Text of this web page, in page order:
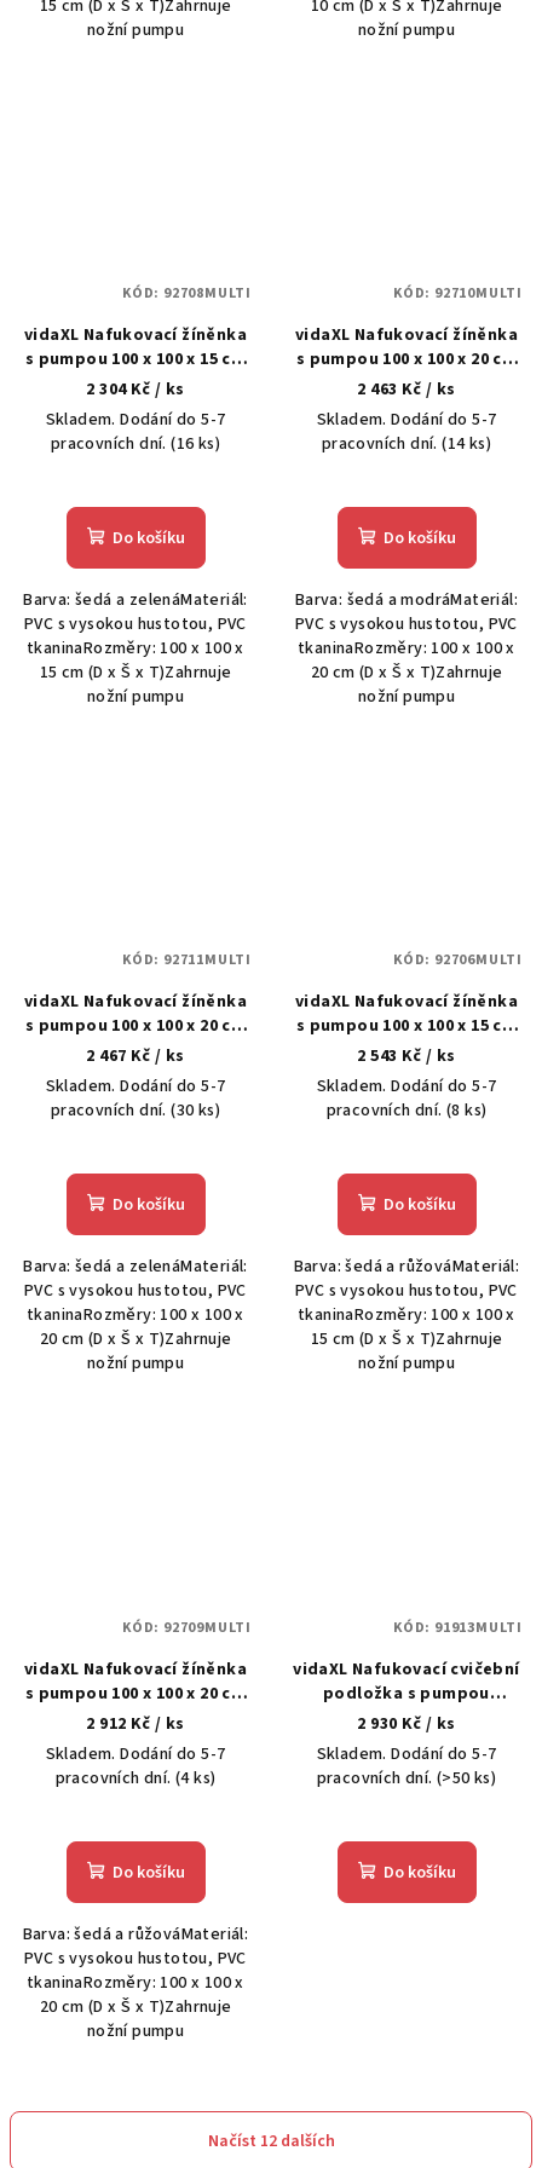
15 cm (D x Š x T)Zahrnuje
nožní pumpu
10 cm (D x Š x T)Zahrnuje
nožní pumpu
vidaXL Nafukovací žíněnka
s pumpou 100 x 100 x 15 cm
PVC zelená
2 304 Kč / ks
Skladem. Dodání do 5-7
pracovních dní.(16 ks)
Do košíku
Barva: šedá a zelenáMateriál:
PVC s vysokou hustotou, PVC
tkaninaRozměry: 100 x 100 x
15 cm (D x Š x T)Zahrnuje
nožní pumpu
KÓD: 92708MULTI
vidaXL Nafukovací žíněnka
s pumpou 100 x 100 x 20 cm
PVC modrá
2 463 Kč / ks
Skladem. Dodání do 5-7
pracovních dní.(14 ks)
Do košíku
Barva: šedá a modráMateriál:
PVC s vysokou hustotou, PVC
tkaninaRozměry: 100 x 100 x
20 cm (D x Š x T)Zahrnuje
nožní pumpu
KÓD: 92710MULTI
vidaXL Nafukovací žíněnka
s pumpou 100 x 100 x 20 cm
PVC zelená
2 467 Kč / ks
Skladem. Dodání do 5-7
pracovních dní.(30 ks)
Do košíku
Barva: šedá a zelenáMateriál:
PVC s vysokou hustotou, PVC
tkaninaRozměry: 100 x 100 x
20 cm (D x Š x T)Zahrnuje
nožní pumpu
KÓD: 92711MULTI
vidaXL Nafukovací žíněnka
s pumpou 100 x 100 x 15 cm
PVC růžová
2 543 Kč / ks
Skladem. Dodání do 5-7
pracovních dní. (8 ks)
Do košíku
Barva: šedá a růžováMateriál:
PVC s vysokou hustotou, PVC
tkaninaRozměry: 100 x 100 x
15 cm (D x Š x T)Zahrnuje
nožní pumpu
KÓD: 92706MULTI
vidaXL Nafukovací žíněnka
s pumpou 100 x 100 x 20 cm
PVC růžová
2 912 Kč / ks
Skladem. Dodání do 5-7
pracovních dní. (4 ks)
Do košíku
Barva: šedá a růžováMateriál:
PVC s vysokou hustotou, PVC
tkaninaRozměry: 100 x 100 x
20 cm (D x Š x T)Zahrnuje
nožní pumpu
KÓD: 92709MULTI
vidaXL Nafukovací cvičební
podložka s pumpou
300x100x10 cm PVC modrá
2 930 Kč / ks
Skladem. Dodání do 5-7
pracovních dní.(>50 ks)
Do košíku
KÓD: 91913MULTI
Načíst 12 dalších